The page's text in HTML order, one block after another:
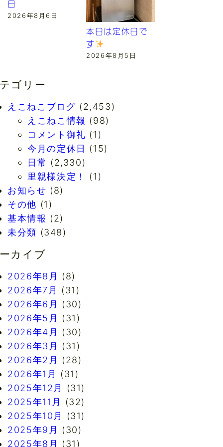
日
2026年8月6日
本日は定休日で
す
2026年8月5日
ゴリー
えこねこブログ (2,453)
えこねこ情報 (98)
コメント御礼 (1)
今月の定休日
(15)
日常 (2,330)
里親様決定！
(1)
お知らせ (8)
その他 (1)
基本情報 (2)
未分類 (348)
カイブ
2026年8月
(8)
2026年7月
(31)
2026年6月
(30)
2026年5月
(31)
2026年4月
(30)
2026年3月
(31)
2026年2月
(28)
2026年1月
(31)
2025年12月
(31)
2025年11月
(32)
2025年10月
(31)
2025年9月
(30)
2025年8月
(31)